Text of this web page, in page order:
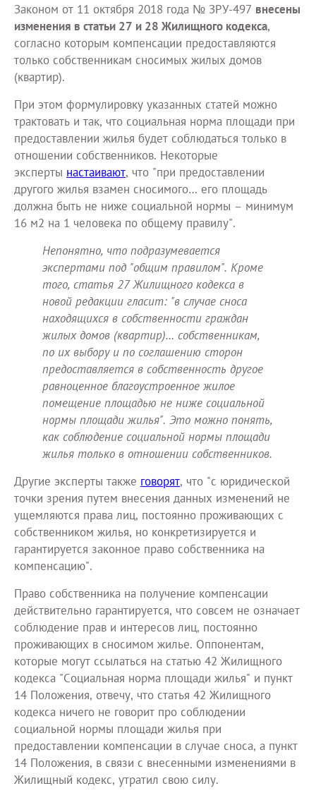
Законом от 11 октября 2018 года № ЗРУ-497 внесены
изменения в статьи 27 и 28 Жилищного кодекса,
согласно которым компенсации предоставляются
только собственникам сносимых жилых домов
(квартир).
При этом формулировку указанных статей можно
трактовать и так, что социальная норма площади при
предоставлении жилья будет соблюдаться только в
отношении собственников. Некоторые
эксперты настаивают, что "при предоставлении
другого жилья взамен сносимого… его площадь
должна быть не ниже социальной нормы – минимум
16 м2 на 1 человека по общему правилу".
Непонятно, что подразумевается
экспертами под "общим правилом". Кроме
того, статья 27 Жилищного кодекса в
новой редакции гласит: "в случае сноса
находящихся в собственности граждан
жилых домов (квартир)… собственникам,
по их выбору и по соглашению сторон
предоставляется в собственность другое
равноценное благоустроенное жилое
помещение площадью не ниже социальной
нормы площади жилья". Это можно понять,
как соблюдение социальной нормы площади
жилья только в отношении собственников.
Другие эксперты также говорят, что "с юридической
точки зрения путем внесения данных изменений не
ущемляются права лиц, постоянно проживающих с
собственником жилья, но конкретизируется и
гарантируется законное право собственника на
компенсацию".
Право собственника на получение компенсации
действительно гарантируется, что совсем не означает
соблюдение прав и интересов лиц, постоянно
проживающих в сносимом жилье. Оппонентам,
которые могут ссылаться на статью 42 Жилищного
кодекса "Социальная норма площади жилья" и пункт
14 Положения, отвечу, что статья 42 Жилищного
кодекса ничего не говорит про соблюдении
социальной нормы площади жилья при
предоставлении компенсации в случае сноса, а пункт
14 Положения, в связи с внесенными изменениями в
Жилищный кодекс, утратил свою силу.